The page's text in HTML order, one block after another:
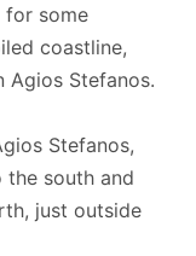
some
coastline,
Agios Stefanos.
Stefanos,
the south and
just outside